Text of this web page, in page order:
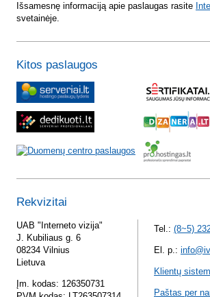
Išsamesnę informaciją apie paslaugas rasite
svetainėje.
Kitos paslaugos
Rekvizitai
UAB "Interneto vizija"
J. Kubiliaus g. 6
08234 Vilnius
Lietuva
Įm. kodas: 126350731
Tel.: (8~5)
El. p.:
Klientų
Paštas per